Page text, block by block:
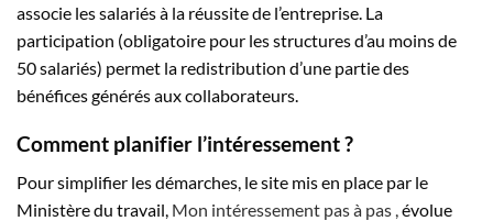
associe les salariés à la réussite de l’entreprise. La
participation (obligatoire pour les structures d’au moins de
50 salariés) permet la redistribution d’une partie des
bénéfices générés aux collaborateurs.
Comment planifier l’intéressement ?
Pour simplifier les démarches, le site mis en place par le
Ministère du travail, Mon intéressement pas à pas ,évolue